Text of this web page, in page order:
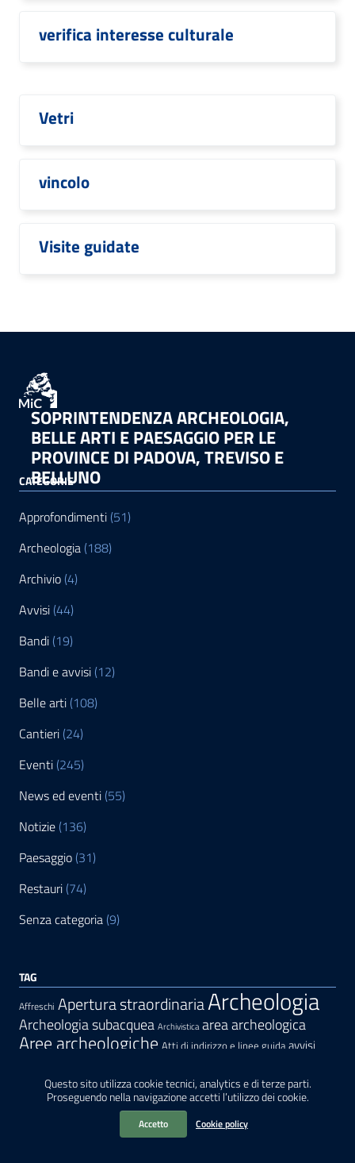
Questo sito utilizza cookie tecnici, analytics e di terze parti.
Proseguendo nella navigazione accetti l’utilizzo dei cookie.
Accetto Cookie policy
verifica interesse culturale
Vetri
vincolo
Visite guidate
SOPRINTENDENZA ARCHEOLOGIA,
BELLE ARTI E PAESAGGIO PER LE
PROVINCE DI PADOVA, TREVISO E
BELLUNO
CATEGORIE
Approfondimenti (51)
Archeologia (188)
Archivio (4)
Avvisi (44)
Bandi (19)
Bandi e avvisi (12)
Belle arti (108)
Cantieri (24)
Eventi (245)
News ed eventi (55)
Notizie (136)
Paesaggio (31)
Restauri (74)
Senza categoria (9)
TAG
Affreschi Apertura straordinariaArcheologia
Archeologia subacquea Archivistica area archeologica
Aree archeologiche Atti di indirizzo e linee guida avvisi
convegno Este eventi FAQ Giardini storici
giornateeuropeearcheologia giornateeuropeedelpatrimonio Inaugurazioni
Montegrotto Terme Mostre
Padova